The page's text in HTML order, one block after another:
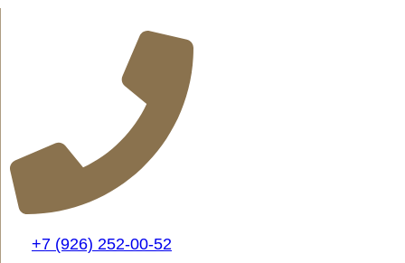
+7 (926) 252-00-52